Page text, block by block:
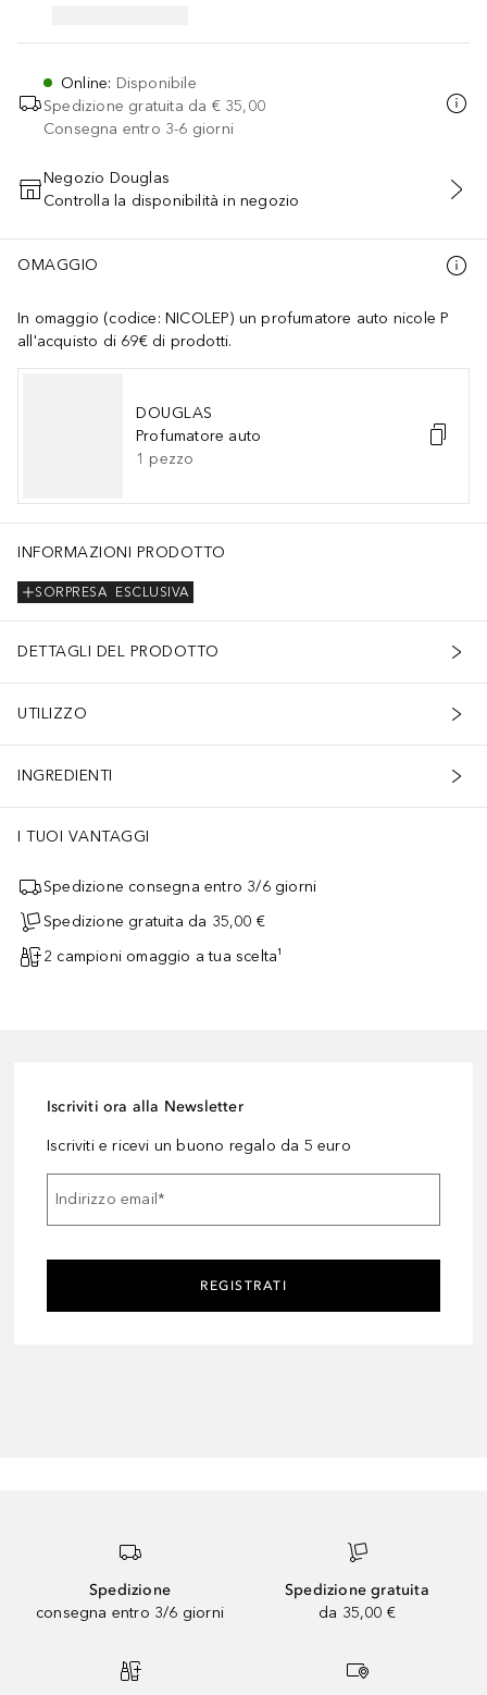
Online: Disponibile
Spedizione gratuita da € 35,00
Consegna entro 3-6 giorni
AGGIUNGI AL CARRELLO
Negozio Douglas
Controlla la disponibilità in negozio
OMAGGIO
In omaggio (codice: NICOLEP) un profumatore auto nicole P
all'acquisto di 69€ di prodotti.
DOUGLAS
Profumatore auto
1 pezzo
INFORMAZIONI PRODOTTO
ESCLUSIVA
SORPRESA
DETTAGLI DEL PRODOTTO
UTILIZZO
INGREDIENTI
I TUOI VANTAGGI
Spedizione consegna entro 3/6 giorni
Spedizione gratuita da 35,00 €
2 campioni omaggio a tua scelta¹
Iscriviti ora alla Newsletter
Iscriviti e ricevi un buono regalo da 5 euro
Indirizzo email*
REGISTRATI
Spedizione
consegna entro 3/6 giorni
Spedizione gratuita
da 35,00 €